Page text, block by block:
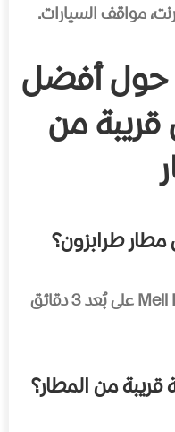
مواقف السيارات.
حول أفضل
قريبة من
أقرب فندق هو Mell Hotel Trabzon على بُعد 3 دقائق